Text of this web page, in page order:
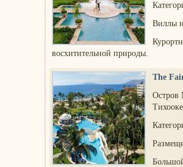
Виллы
восхитительной природы.
The
Остров